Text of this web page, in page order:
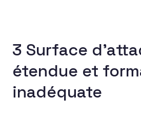
3 Surface
étendue et
inadéquate